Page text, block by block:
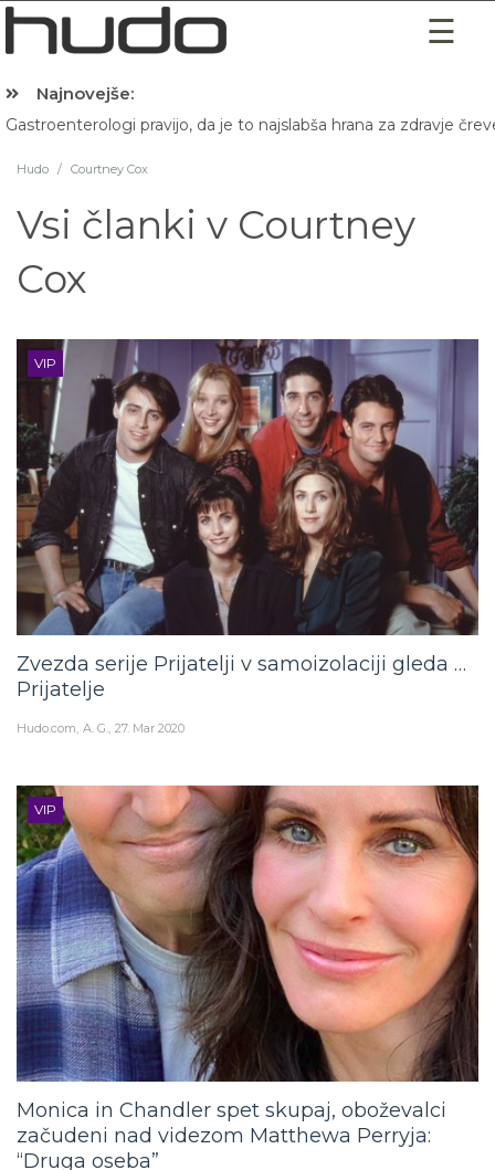
Najnovejše:
Gastroenterologi pravijo, da je to najslabša hrana za zdravje
Hudo / Courtney Cox
Vsi članki v Courtney
Cox
VIP
Zvezda serije Prijatelji v samoizolaciji gleda …
Prijatelje
Hudo.com A. G. 27. Mar 2020
VIP
Monica in Chandler spet skupaj, oboževalci
začudeni nad videzom Matthewa Perryja:
“Druga oseba”